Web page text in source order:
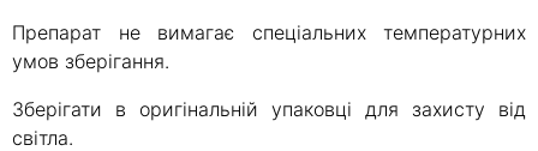
Препарат не вимагає спеціальних температурних
умов зберігання.
Зберігати в оригінальній упаковці для захисту від
світла.